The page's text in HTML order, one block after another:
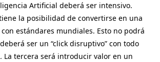
Artificial deberá ser intensivo.
la posibilidad de convertirse en una
estándares mundiales. Esto no podrá
ser un “click disruptivo” con todo
La tercera será introducir valor en un